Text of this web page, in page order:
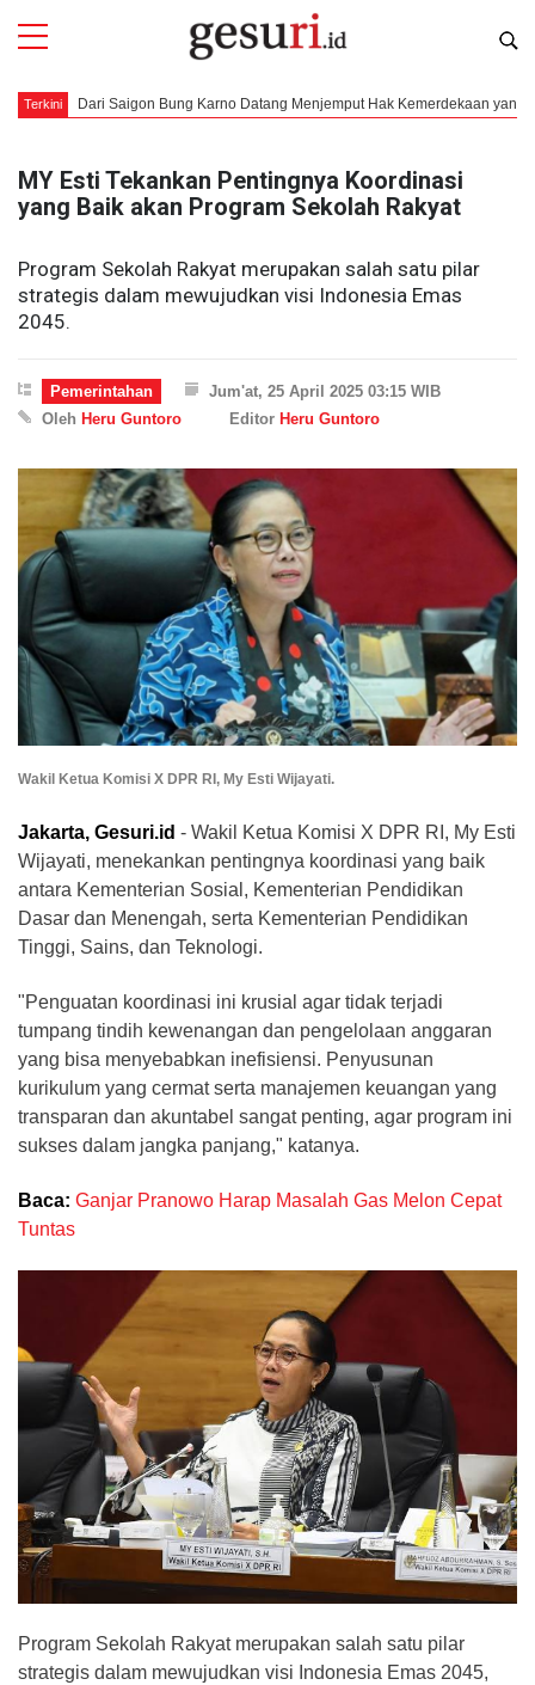
Terkini
Saigon Bung Karno Datang Menjemput Hak Kemerdekaan yang Utuh dan
MY Esti Tekankan Pentingnya Koordinasi
yang Baik akan Program Sekolah Rakyat
Program Sekolah Rakyat merupakan salah satu pilar
strategis dalam mewujudkan visi Indonesia Emas
2045.
Pemerintahan
Jum'at, 25 April 2025 03:15 WIB
Oleh Heru Guntoro Editor Heru Guntoro
Wakil Ketua Komisi X DPR RI, My Esti Wijayati.
Jakarta, Gesuri.id - Wakil Ketua Komisi X DPR RI, My Esti
Wijayati, menekankan pentingnya koordinasi yang baik
antara Kementerian Sosial, Kementerian Pendidikan
Dasar dan Menengah, serta Kementerian Pendidikan
Tinggi, Sains, dan Teknologi.
"Penguatan koordinasi ini krusial agar tidak terjadi
tumpang tindih kewenangan dan pengelolaan anggaran
yang bisa menyebabkan inefisiensi. Penyusunan
kurikulum yang cermat serta manajemen keuangan yang
transparan dan akuntabel sangat penting, agar program ini
sukses dalam jangka panjang," katanya.
Baca: Ganjar Pranowo Harap Masalah Gas Melon Cepat
Tuntas
Program Sekolah Rakyat merupakan salah satu pilar
strategis dalam mewujudkan visi Indonesia Emas 2045,